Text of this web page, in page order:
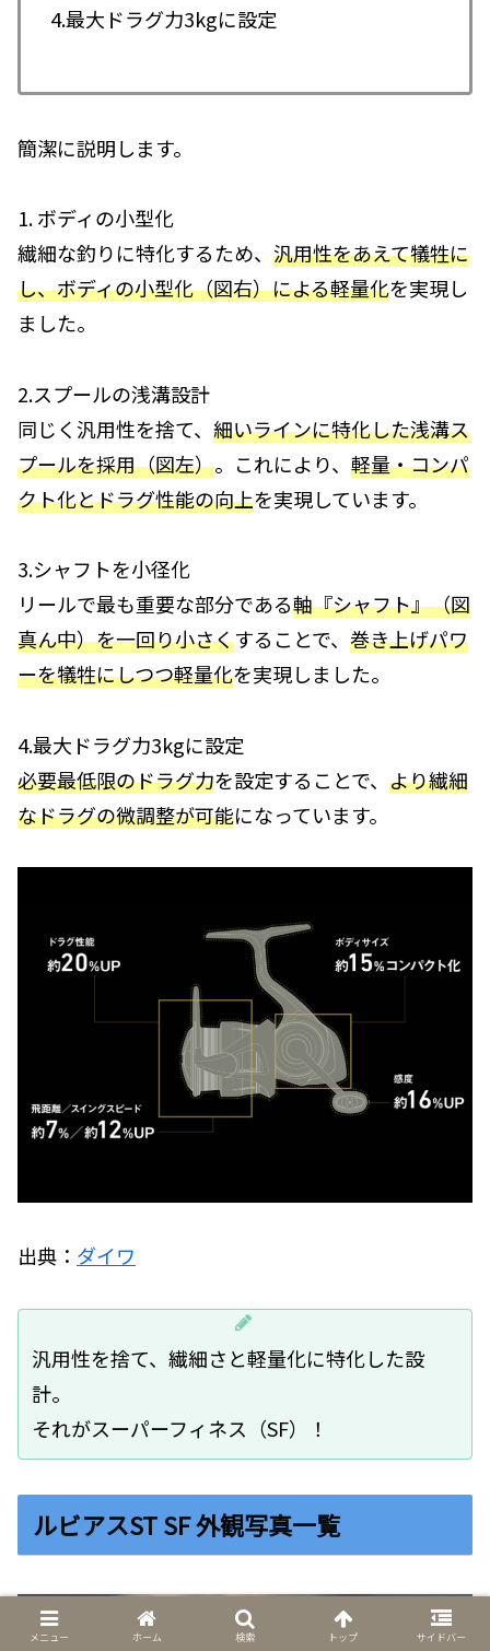
4.最大ドラグ力3kgに設定
簡潔に説明します。
1. ボディの小型化
繊細な釣りに特化するため、 汎用性をあえて犠牲に
し、ボディの小型化（図右）による軽量化を実現し
ました。
2.スプールの浅溝設計
同じく汎用性を捨て、 細いラインに特化した浅溝ス
プールを採用（図左）。これにより、 軽量・コンパ
クト化とドラグ性能の向上を実現しています。
3.シャフトを小径化
リールで最も重要な部分である軸『シャフト』（図
真ん中）を一回り小さくすることで、 巻き上げパワ
ーを犠牲にしつつ軽量化を実現しました。
4.最大ドラグ力3kgに設定
必要最低限のドラグ力を設定することで、 より繊細
なドラグの微調整が可能になっています。
出典： ダイワ
汎用性を捨て、繊細さと軽量化に特化した設
計。
それがスーパーフィネス（SF）！
ルビアスST SF 外観写真一覧
メニュー ホーム 検索 トップ サイドバー